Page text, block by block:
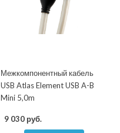
Межкомпонентный кабель
USB Atlas Element USB A-B
Mini 5,0m
9 030 руб.